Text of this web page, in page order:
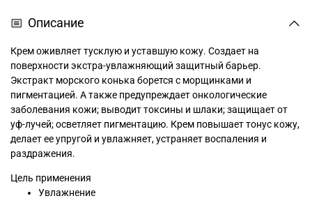
Описание
Крем оживляет тусклую и уставшую кожу. Создает на
поверхности экстра-увлажняющий защитный барьер.
Экстракт морского конька борется с морщинками и
пигментацией. А также предупреждает онкологические
заболевания кожи; выводит токсины и шлаки; защищает от
уф-лучей; осветляет пигментацию. Крем повышает тонус кожу,
делает ее упругой и увлажняет, устраняет воспаления и
раздражения.
Цель применения
Увлажнение